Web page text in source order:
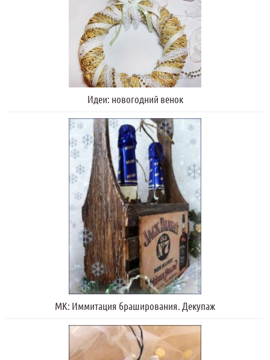
Идеи: новогодний венок
МК: Иммитация браширования. Декупаж